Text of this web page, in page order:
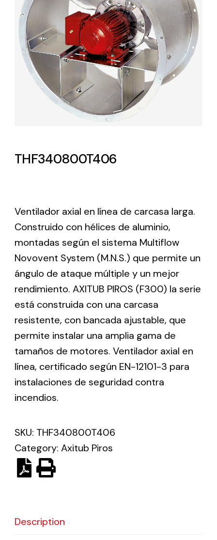
Lighting and Electrical
Equipment
Complete solutions in lighting and electrical
material for each project and need
Amplia gama de ventiladores y equipos de
Ventilation
The incorporation of Novovent into the group
meant a greater offer of ventilation products for
different uses
Iluminación Solar
Variedad de soluciones solares para todo tipo
de necesidades.
Solar lighting
THF340800T406
Ventilador axial en línea de carcasa larga.
Construido con hélices de aluminio,
montadas según el sistema Multiflow
Novovent System (M.N.S.) que permite un
ángulo de ataque múltiple y un mejor
rendimiento. AXITUB PIROS (F300) la serie
está construida con una carcasa
resistente, con bancada ajustable, que
permite instalar una amplia gama de
tamaños de motores. Ventilador axial en
línea, certificado según EN-12101-3 para
instalaciones de seguridad contra
incendios.
SKU: THF340800T406
Category: Axitub Piros
Description